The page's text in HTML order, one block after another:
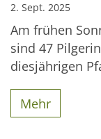
2. Sept. 2025
Am frühen
sind 47
diesjährigen
Mehr